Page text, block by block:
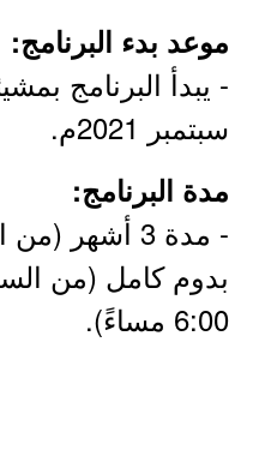
موعد بدء البرنامج:
- يبدأ البرنامج
سبتمبر 2021م.
مدة البرنامج:
- مدة 3 أشهر
6:00 مساءً).